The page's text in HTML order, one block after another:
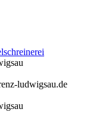
ludwigsau.de